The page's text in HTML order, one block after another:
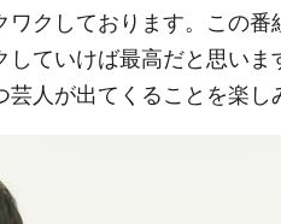
クしております。この番
ていけば最高だと思い
人が出てくることを楽し